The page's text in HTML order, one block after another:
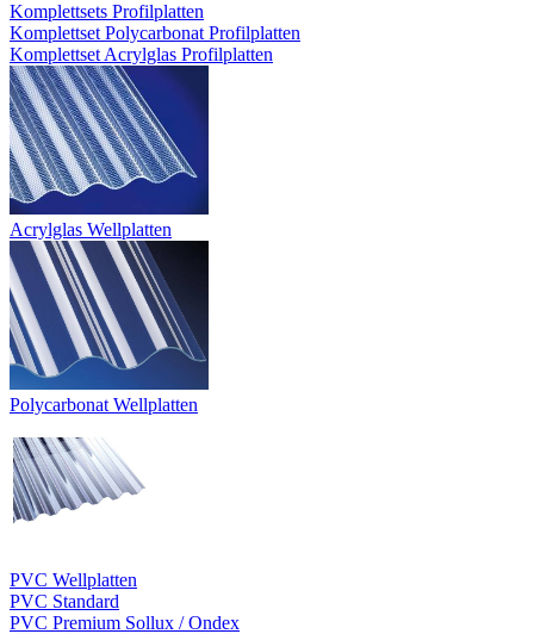
Komplettsets Profilplatten
Komplettset Polycarbonat Profilplatten
Komplettset Acrylglas Profilplatten
Acrylglas Wellplatten
Polycarbonat Wellplatten
PVC Wellplatten
PVC Standard
PVC Premium Sollux / Ondex